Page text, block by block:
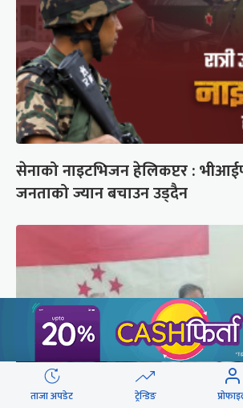
सेनाको नाइटभिजन हेलिकप्टर :
जनताको ज्यान बचाउन उड्दैन
ताजा अपडेट ट्रेन्डिङ